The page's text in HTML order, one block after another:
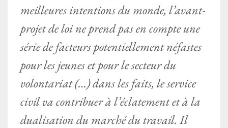
meilleures intentions du monde, l’avant-
projet de loi ne prend pas en compte une
série de facteurs potentiellement néfastes
pour les jeunes et pour le secteur du
volontariat (…) dans les faits, le service
civil va contribuer à l’éclatement et à la
dualisation du marché du travail. Il